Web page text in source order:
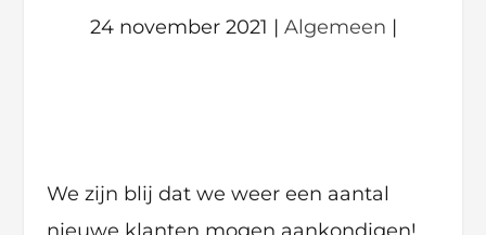
24 november 2021 | Algemeen |
We zijn blij dat we weer een aantal